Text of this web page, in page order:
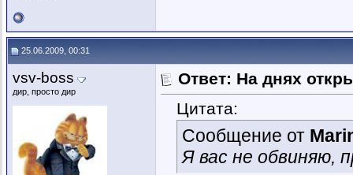
25.06.2009, 00:31
vsv-boss
дир, просто дир
Ответ: На днях
Цитата:
Сообщение от
Я вас не обвиняю,